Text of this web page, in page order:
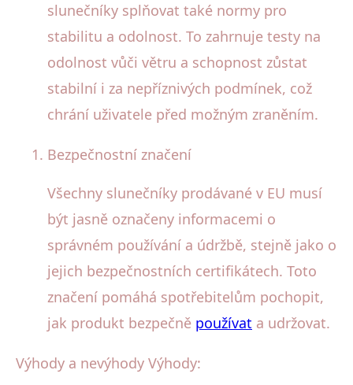
slunečníky splňovat také normy pro
stabilitu a odolnost. To zahrnuje testy na
odolnost vůči větru a schopnost zůstat
stabilní i za nepříznivých podmínek, což
chrání uživatele před možným zraněním.
Bezpečnostní značení
Všechny slunečníky prodávané v EU musí
být jasně označeny informacemi o
správném používání a údržbě, stejně jako o
jejich bezpečnostních certifikátech. Toto
značení pomáhá spotřebitelům pochopit,
jak produkt bezpečně používat a udržovat.
Výhody a nevýhody Výhody: